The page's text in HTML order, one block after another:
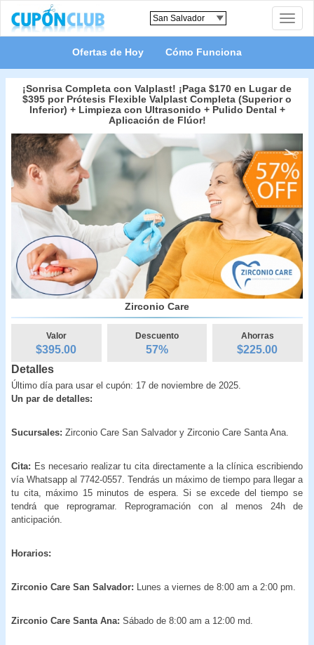
Toggle
Ofertas de Hoy Cómo Funciona
¡Sonrisa Completa con Valplast! ¡Paga $170 en Lugar de
$395 por Prótesis Flexible Valplast Completa (Superior o
Inferior) + Limpieza con Ultrasonido + Pulido Dental +
Aplicación de Flúor!
Zirconio Care
Valor
$395.00
Descuento
57%
Ahorras
$225.00
Detalles
Último día para usar el cupón: 17 de noviembre de 2025.
Un par de detalles:
Sucursales: Zirconio Care San Salvador y Zirconio Care Santa Ana.
Cita: Es necesario realizar tu cita directamente a la clínica escribiendo
vía Whatsapp al 7742-0557. Tendrás un máximo de tiempo para llegar a
tu cita, máximo 15 minutos de espera. Si se excede del tiempo se
tendrá que reprogramar. Reprogramación con al menos 24h de
anticipación.
Horarios:
Zirconio Care San Salvador: Lunes a viernes de 8:00 am a 2:00 pm.
Zirconio Care Santa Ana: Sábado de 8:00 am a 12:00 md.